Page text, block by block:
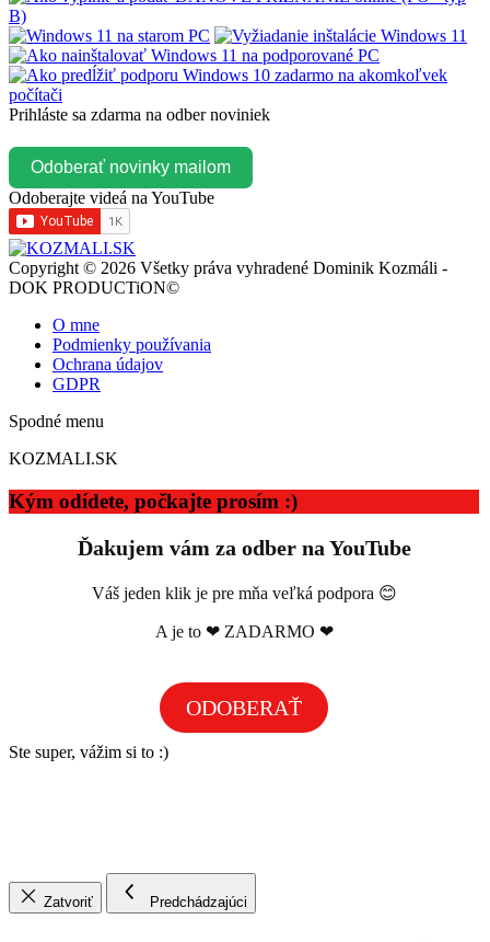
Prihláste sa zdarma na odber noviniek
Odoberať novinky mailom
Odoberajte videá na YouTube
Copyright © 2026 Všetky práva vyhradené Dominik Kozmáli -
DOK PRODUCTiON©
O mne
Podmienky používania
Ochrana údajov
GDPR
Spodné menu
KOZMALI.SK
Kým odídete, počkajte prosím :)
Ďakujem vám za odber na YouTube
Váš jeden klik je pre mňa veľká podpora 😊
A je to ❤ ZADARMO ❤
ODOBERAŤ
Ste super, vážim si to :)
Zatvoriť Predchádzajúci